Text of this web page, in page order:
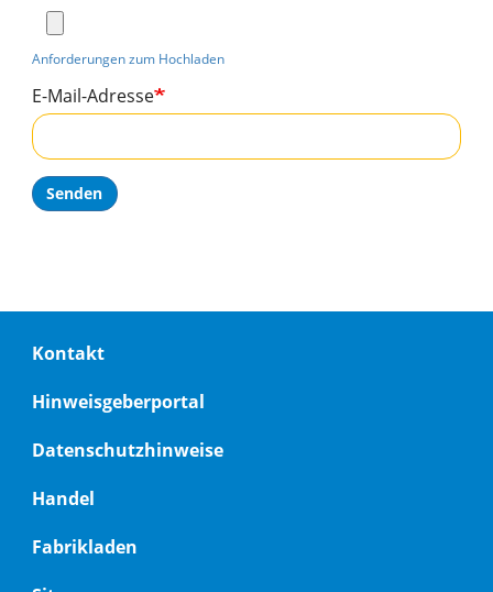
Anforderungen zum Hochladen
E-Mail-Adresse
Senden
Footer
menu
Kontakt
Hinweisgeberportal
Datenschutzhinweise
Handel
Fabrikladen